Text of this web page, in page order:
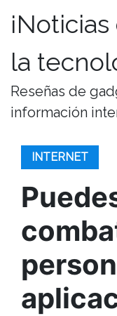
la
Reseñas de
información
INTERNET